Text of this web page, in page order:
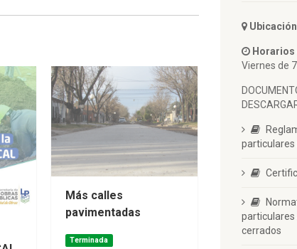
Más calles
pavimentadas
Terminada
Horarios
Viernes de
particulares
cerrados